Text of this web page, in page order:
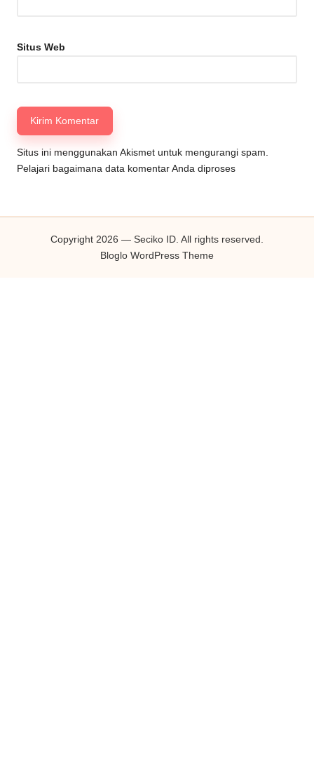
Situs Web
Situs ini menggunakan Akismet untuk mengurangi spam.
Pelajari bagaimana data komentar Anda diproses
Copyright 2026 — Seciko ID. All rights reserved.
Bloglo WordPress Theme